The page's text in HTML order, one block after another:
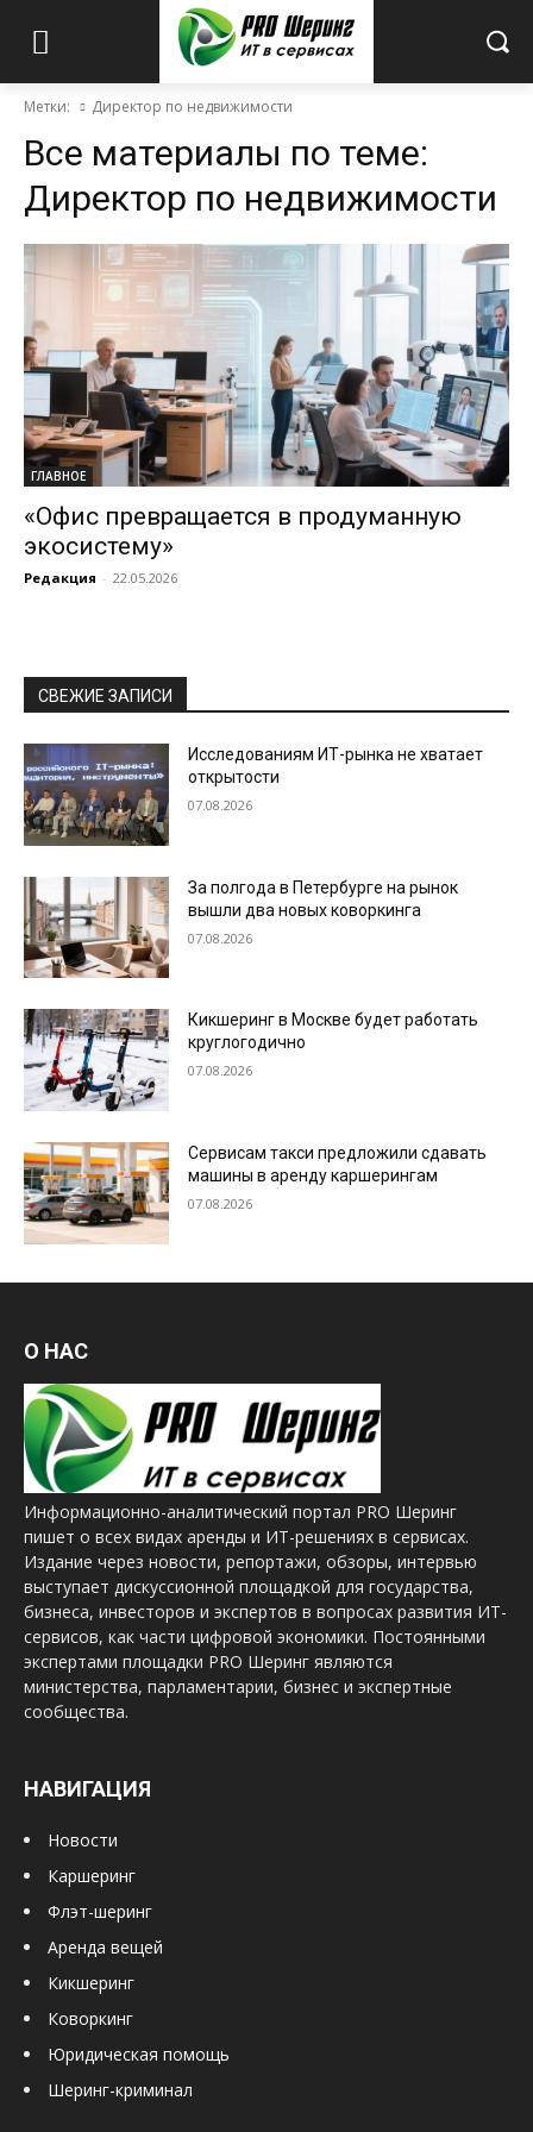
Метки: Директор по недвижимости
Все материалы по теме:
Директор по недвижимости
ГЛАВНОЕ
«Офис превращается в продуманную
экосистему»
Редакция - 22.05.2026
СВЕЖИЕ ЗАПИСИ
Исследованиям ИТ-рынка не хватает
открытости
07.08.2026
За полгода в Петербурге на рынок
вышли два новых коворкинга
07.08.2026
Кикшеринг в Москве будет работать
круглогодично
07.08.2026
Сервисам такси предложили сдавать
машины в аренду каршерингам
07.08.2026
О НАС
Информационно-аналитический портал PRO Шеринг
пишет о всех видах аренды и ИТ-решениях в сервисах.
Издание через новости, репортажи, обзоры, интервью
выступает дискуссионной площадкой для государства,
бизнеса, инвесторов и экспертов в вопросах развития ИТ-
сервисов, как части цифровой экономики. Постоянными
экспертами площадки PRO Шеринг являются
министерства, парламентарии, бизнес и экспертные
сообщества.
НАВИГАЦИЯ
Новости
Каршеринг
Флэт-шеринг
Аренда вещей
Кикшеринг
Коворкинг
Юридическая помощь
Шеринг-криминал